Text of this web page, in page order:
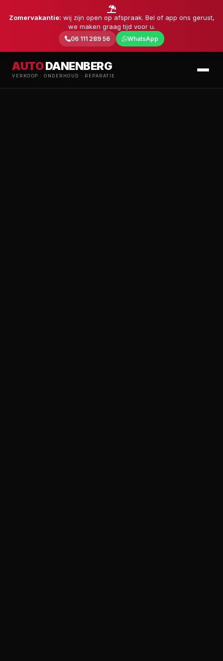
Zomervakantie: wij zijn open op afspraak. Bel of app ons gerust,
we maken graag tijd voor u.
06 111 289 56 WhatsApp
AUTODANENBERG
VERKOOP · ONDERHOUD · REPARATIE